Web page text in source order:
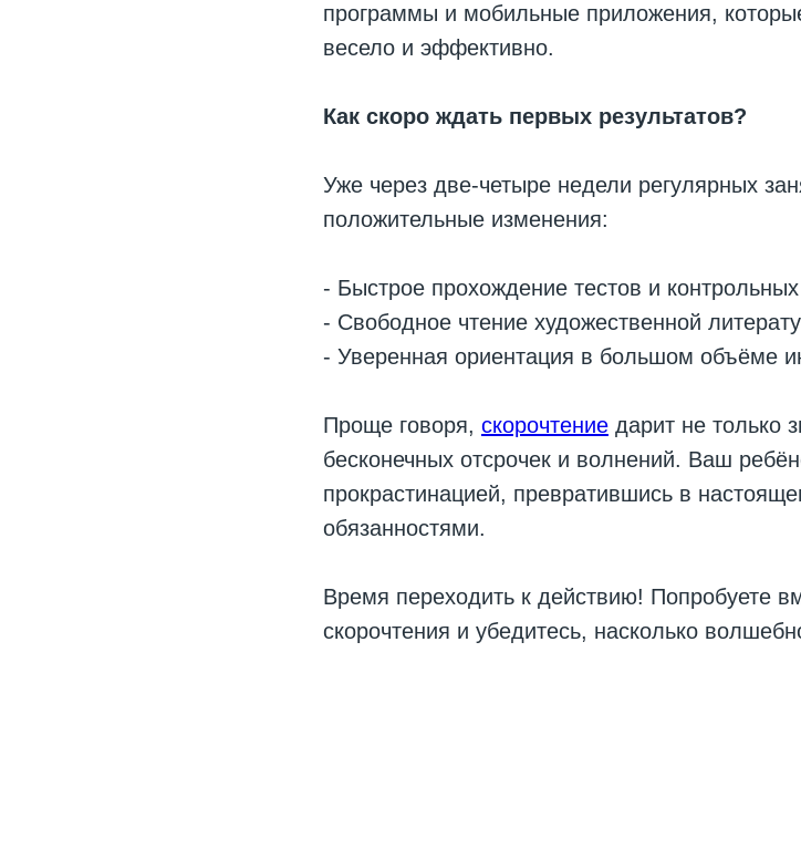
программы и мобильные приложения,
весело и эффективно.
Как скоро ждать первых результатов?
Уже через две-четыре недели регулярных
положительные изменения:
- Быстрое прохождение тестов и контрольных
- Свободное чтение художественной
- Уверенная ориентация в большом объёме
Проще говоря, скорочтение дарит не только
бесконечных отсрочек и волнений. Ваш
прокрастинацией, превратившись в
обязанностями.
Время переходить к действию! Попробуете
скорочтения и убедитесь, насколько